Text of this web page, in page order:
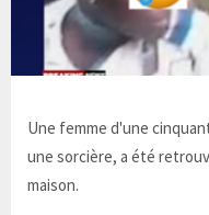
Une femme d'une
une sorcière, a été
maison.